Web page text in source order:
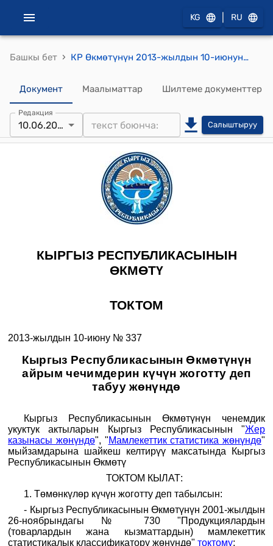
KG RU
Башкы бет › КР Өкмөтүнүн 2013-жылдын 10-июнундагы № 337 "Кыргыз Республикасынын Өкмөтүнүн айрым чечимдерин күчүн жоготту деп табуу жөнүндө" токтому
Документ Маалыматтар Шилтеме документтер
Редакция
10.06.2013 Салыштыруу